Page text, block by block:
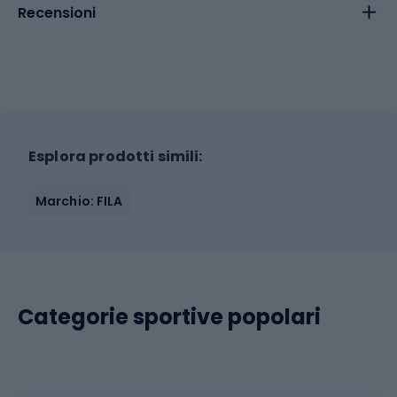
Recensioni
Esplora prodotti simili:
Marchio: FILA
Categorie sportive popolari